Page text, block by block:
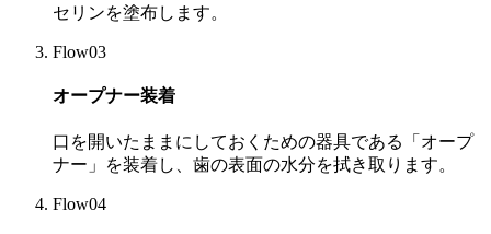
セリンを塗布します。
Flow03
オープナー装着
口を開いたままにしておくための器具である「オープ
ナー」を装着し、歯の表面の水分を拭き取ります。
Flow04